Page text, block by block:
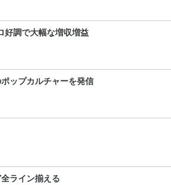
調で大幅な増収増益
ップカルチャーを発信
ライン揃える